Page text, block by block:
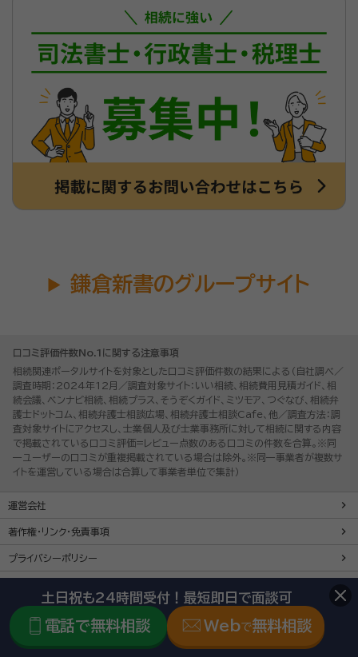
鎌倉新書のグループサイト
口コミ評価件数No.1に関する注意事項
相続関連ポータルサイトを対象とした口コミ評価件数の結果による（自社調べ／
調査時期：2024年12月／調査対象サイト：いい相続、相続費用見積ガイド、相
続会議、ベンナビ相続、相続プラス、そうぞくガイド、ミツモア、つぐなび、相続弁
護士ドットコム、相続弁護士相談広場、相続弁護士相談Cafe、他／調査方法：調
査対象サイトにアクセスし、士業個人及び士業事務所に対して相続に関する内容
で掲載されている口コミ評価=レビュー点数のある口コミの件数を合算。※同
一ユーザーの口コミが重複掲載されている場合は除外。※同一事業者が複数サ
イトを運営している場合は合算して事業者単位で集計）
運営会社
著作権・リンク・免責事項
プライバシーポリシー
利用規約
弁護士情報掲載の趣旨
土日祝も24時間受付！最短即日で面談可
電話で無料相談 Webで無料相談